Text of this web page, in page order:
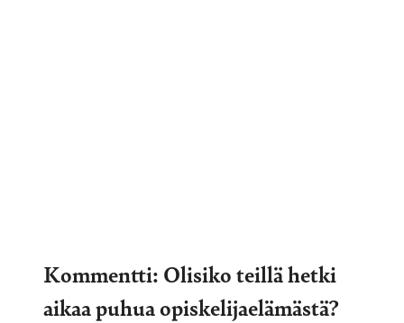
Kommentti: Olisiko teillä hetki
aikaa puhua opiskelijaelämästä?